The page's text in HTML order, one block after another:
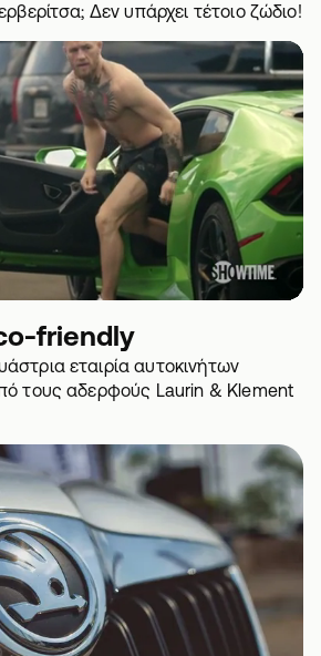
Δεν υπάρχει τέτοιο ζώδιο!
friendly
εταιρία αυτοκινήτων
τους αδερφούς Laurin & Klement